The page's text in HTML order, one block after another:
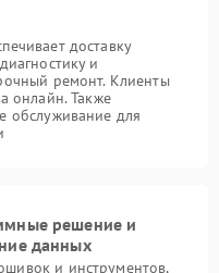
доставку
и
ремонт. Клиенты
онлайн. Также
обслуживание для
решение и
данных
и инструментов,